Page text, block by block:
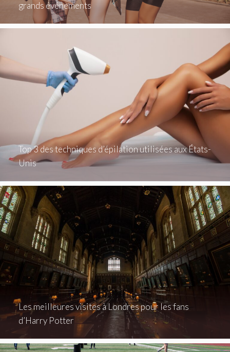
grands événements
Top 3 des techniques d’épilation utilisées aux États-
Unis
Les meilleures visites à Londres pour les fans
d’Harry Potter